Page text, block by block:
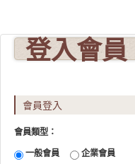
登入會員
會員登入
會員類型：
一般會員
企業會員